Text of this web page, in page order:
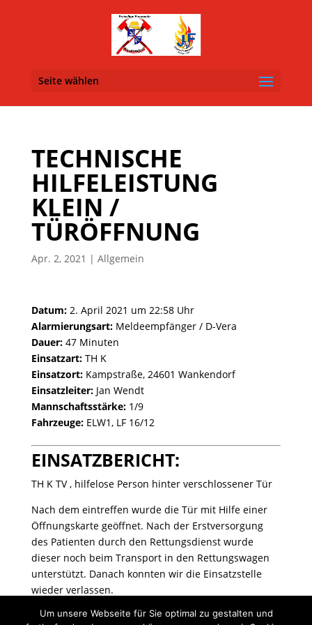
Seite wählen
TECHNISCHE
HILFELEISTUNG
KLEIN /
TÜRÖFFNUNG
Apr. 2, 2021 | Allgemein
Datum:2. April 2021 um 22:58 Uhr
Alarmierungsart:Meldeempfänger / D-Vera
Dauer:47 Minuten
Einsatzart:TH K
Einsatzort:Kampstraße, 24601 Wankendorf
Einsatzleiter:Jan Wendt
Mannschaftsstärke:1/9
Fahrzeuge:ELW1, LF 16/12
EINSATZBERICHT:
TH K TV , hilfelose Person hinter verschlossener Tür
Nach dem eintreffen wurde die Tür mit Hilfe einer
Öffnungskarte geöffnet. Nach der Erstversorgung
des Patienten durch den Rettungsdienst wurde
dieser noch beim Transport in den Rettungswagen
unterstützt. Danach konnten wir die Einsatzstelle
wieder verlassen.
Um unsere Webseite für Sie optimal zu gestalten und